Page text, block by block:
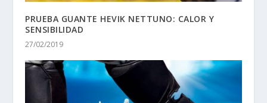
PRUEBA GUANTE HEVIK NETTUNO: CALOR Y
SENSIBILIDAD
27/02/2019